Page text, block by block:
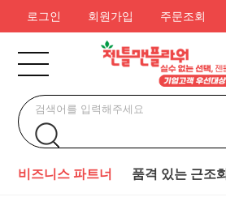
로그인 회원가입 주문조회
비즈니스 파트너 품격 있는 근조